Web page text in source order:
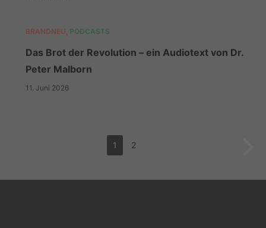
BRANDNEU PODCASTS
Das Brot der Revolution – ein Audiotext von Dr.
Peter Malborn
11. Juni 2026
1 2